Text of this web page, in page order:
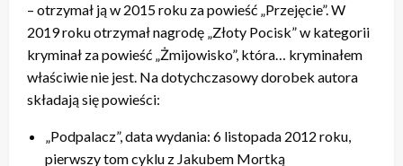
– otrzymał ją w 2015 roku za powieść „Przejęcie”. W
2019 roku otrzymał nagrodę „Złoty Pocisk” w kategorii
kryminał za powieść „Żmijowisko”, która… kryminałem
właściwie nie jest. Na dotychczasowy dorobek autora
składają się powieści:
„Podpalacz”, data wydania: 6 listopada 2012 roku,
pierwszy tom cyklu z Jakubem Mortką